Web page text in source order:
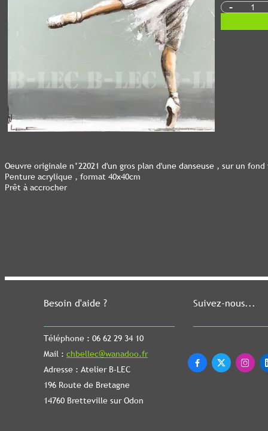
Besoin d'aide ?
Téléphone : 06 62 29 34 10
Mail : chbellec@wanadoo.fr
Adresse : Atelier B-LEC
196 Route de Bretagne
14760 Bretteville sur Odon
Suivez-nous...
  
-
Oeuvre originale n°22021 d'un gros plan d'une danseuse , sur un
Penture acrylique , format 40x40cm
Prêt à accrocher